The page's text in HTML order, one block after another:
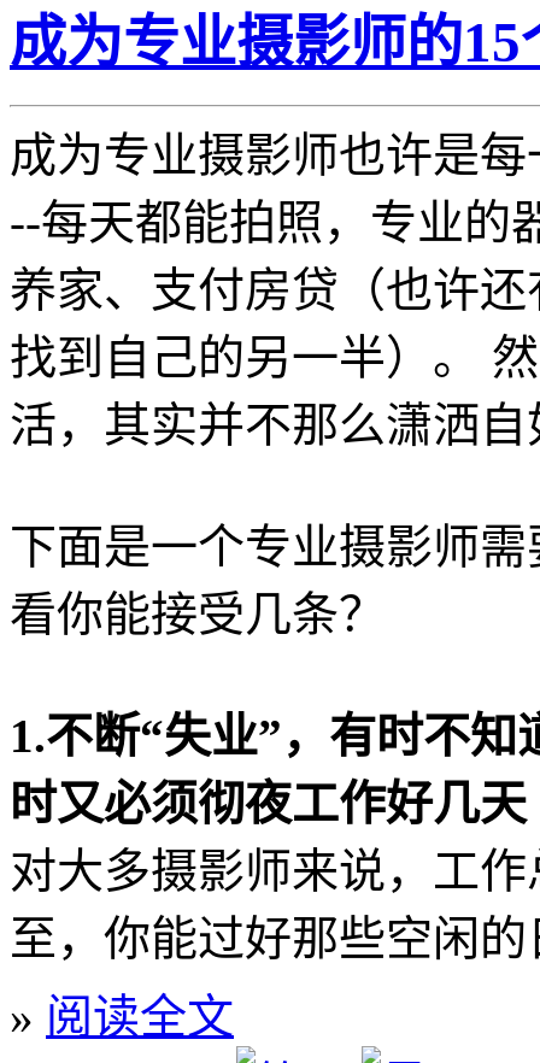
成为专业摄影师的
成为专业摄影师也许是
--每天都能拍照，专业的
养家、支付房贷（也许
找到自己的另一半）。
活，其实并不那么潇洒自
下面是一个专业摄影师
看你能接受几条？
1.不断“失业”，有时不
时又必须彻夜工作好几天
对大多摄影师来说，工
至，你能过好那些空闲
» 阅读全文